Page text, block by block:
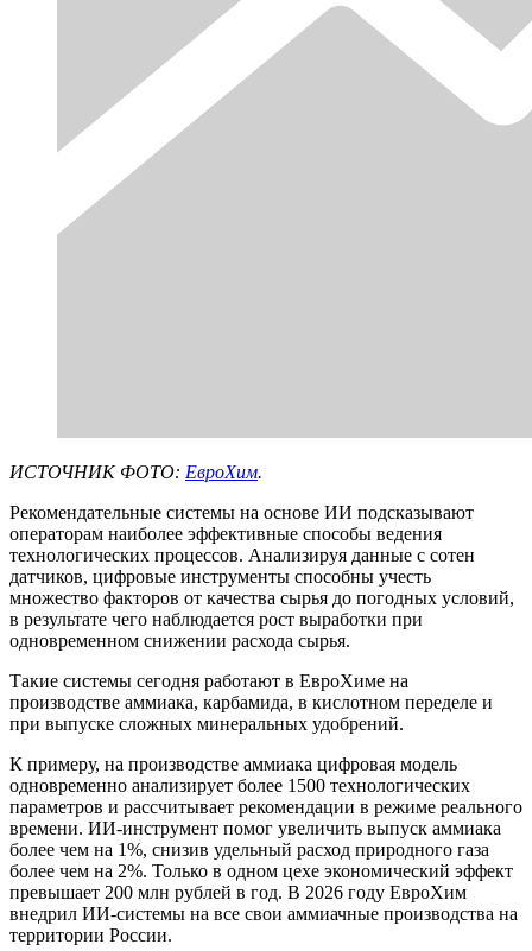
ИСТОЧНИК ФОТО: ЕвроХим.
Рекомендательные системы на основе ИИ подсказывают
операторам наиболее эффективные способы ведения
технологических процессов. Анализируя данные с сотен
датчиков, цифровые инструменты способны учесть
множество факторов от качества сырья до погодных условий,
в результате чего наблюдается рост выработки при
одновременном снижении расхода сырья.
Такие системы сегодня работают в ЕвроХиме на
производстве аммиака, карбамида, в кислотном переделе и
при выпуске сложных минеральных удобрений.
К примеру, на производстве аммиака цифровая модель
одновременно анализирует более 1500 технологических
параметров и рассчитывает рекомендации в режиме реального
времени. ИИ-инструмент помог увеличить выпуск аммиака
более чем на 1%, снизив удельный расход природного газа
более чем на 2%. Только в одном цехе экономический эффект
превышает 200 млн рублей в год. В 2026 году ЕвроХим
внедрил ИИ-системы на все свои аммиачные производства на
территории России.